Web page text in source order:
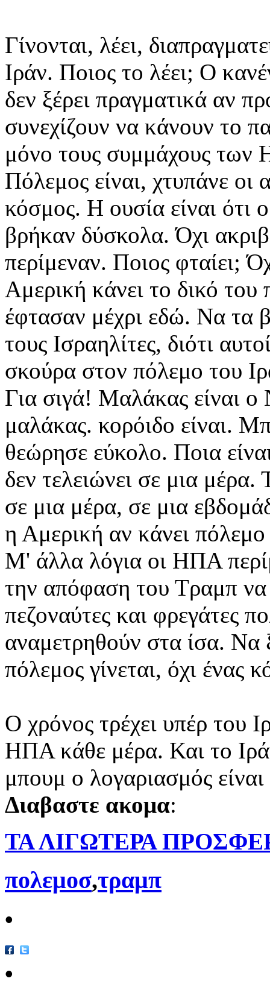
Γίνονται, λέει,
Ιράν. Ποιος το λέει; Ο
δεν ξέρει πραγματικά αν
συνεχίζουν να κάνουν το
μόνο τους συμμάχους
Πόλεμος είναι, χτυπάνε οι
κόσμος. Η ουσία είναι ότι
βρήκαν δύσκολα. Όχι
περίμεναν. Ποιος φταίει;
Αμερική κάνει το δικό του
έφτασαν μέχρι εδώ. Να τα
τους Ισραηλίτες, διότι
σκούρα στον πόλεμο του
Για σιγά! Μαλάκας είναι ο
μαλάκας. κορόιδο είναι.
θεώρησε εύκολο. Ποια
δεν τελειώνει σε μια
σε μια μέρα, σε μια
η Αμερική αν κάνει
Μ' άλλα λόγια οι ΗΠΑ
την απόφαση του Τραμπ
πεζοναύτες και φρεγάτες
αναμετρηθούν στα ίσα. Να
πόλεμος γίνεται, όχι ένας
Ο χρόνος τρέχει υπέρ του
ΗΠΑ κάθε μέρα. Και το
μπουμ ο λογαριασμός
Διαβαστε ακομα:
ΤΑ ΛΙΓΩΤΕΡΑ
πολεμοσ,τραμπ
•
•